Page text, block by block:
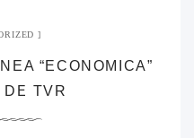
“ECONOMICA”
DE TVR